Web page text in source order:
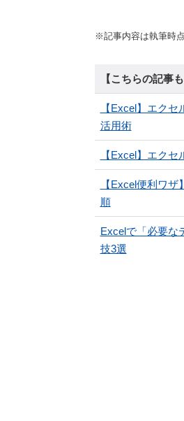
※記事内容は執筆時
【こちらの記事
【Excel】エク
活用術
【Excel】エク
【Excel便利ワ
順
Excelで「必要な
技3選